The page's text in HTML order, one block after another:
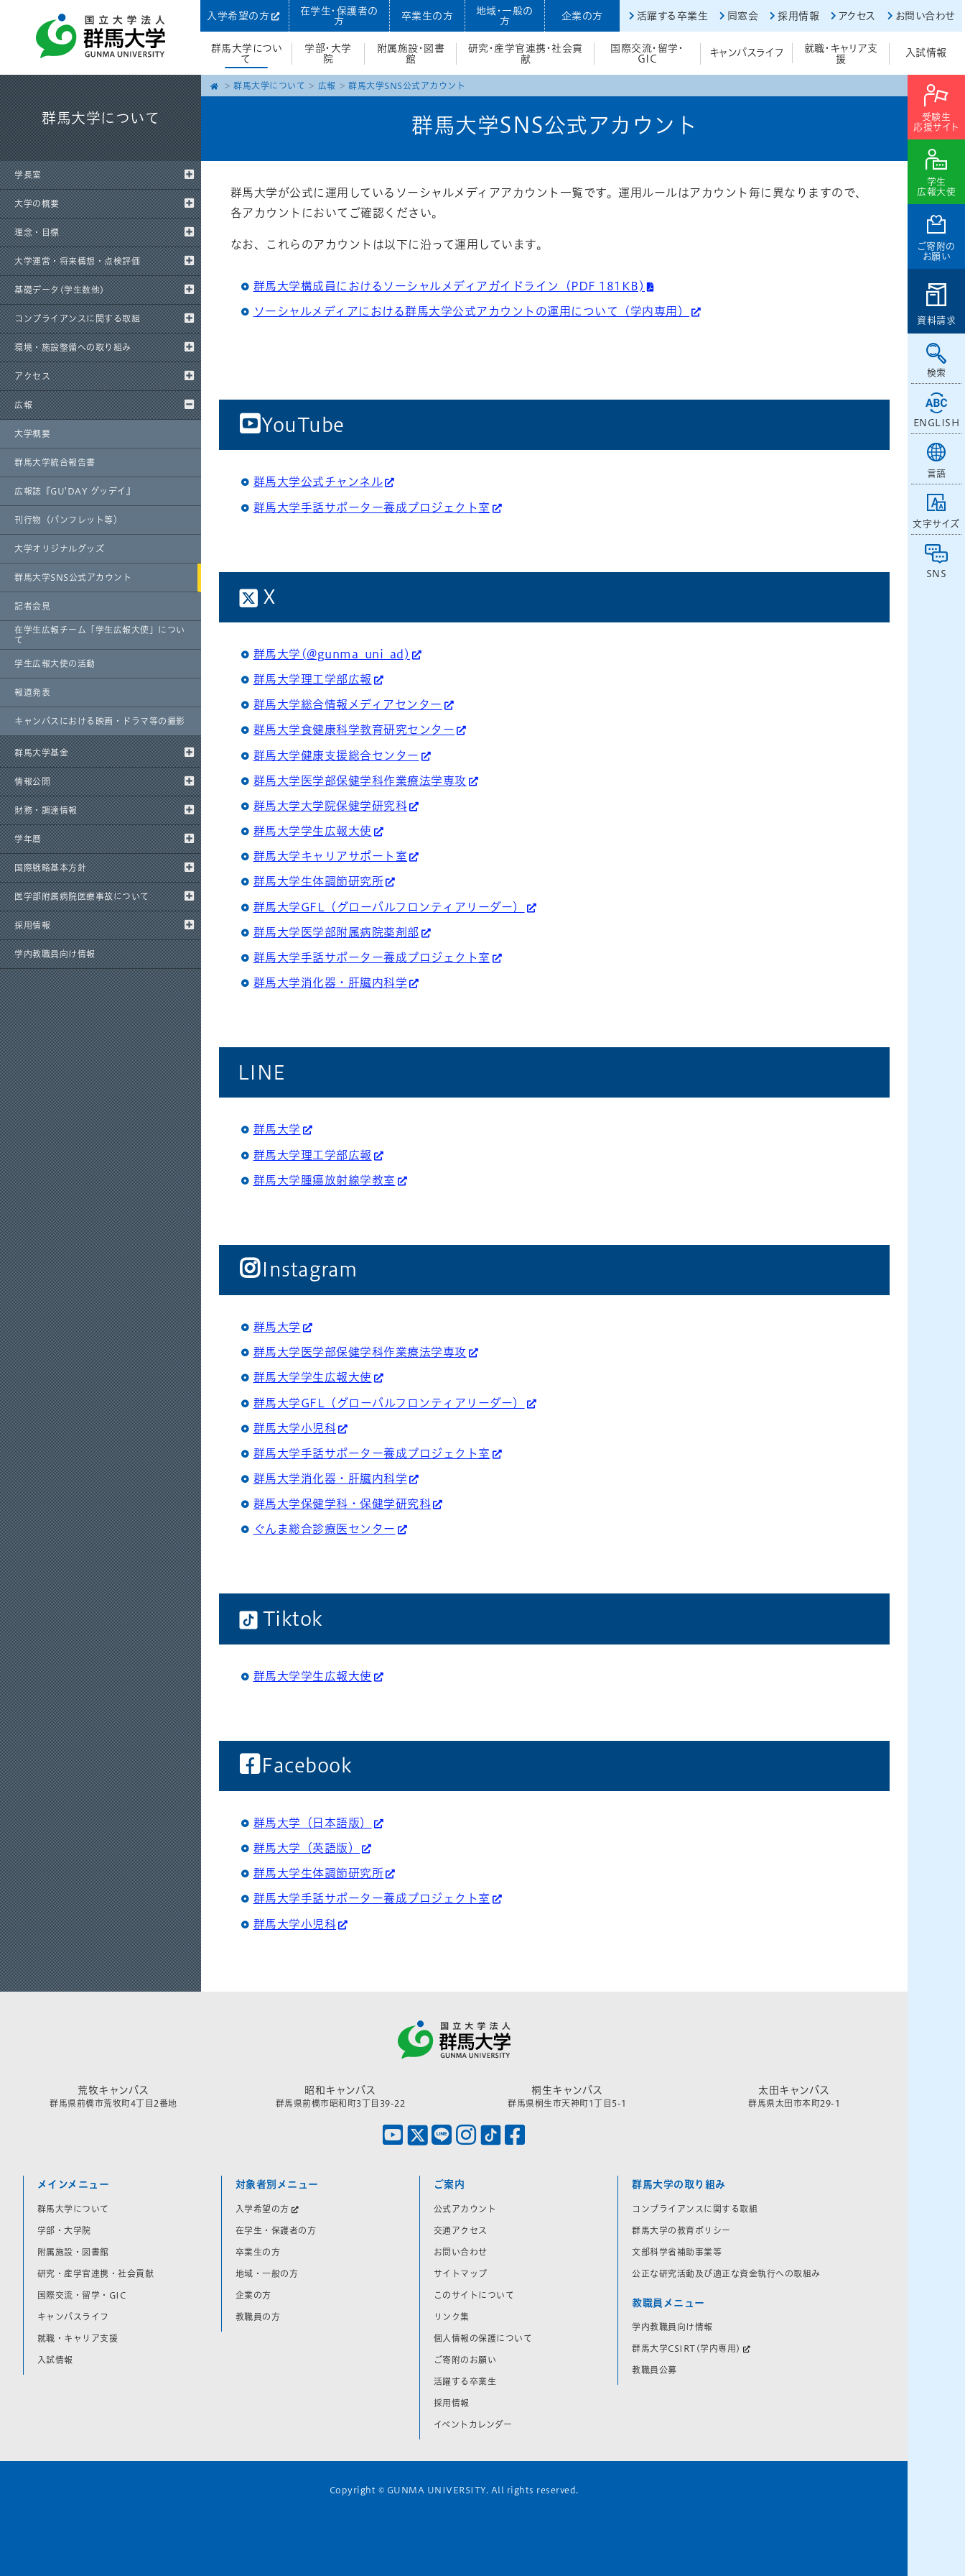
入学希望の方
在学生・保護者の
方
卒業生の方
地域・一般の
方
企業の方 活躍する卒業生 同窓会 採用情報 アクセス お問い合わせ
群馬大学につい
て
学部・大学
院
附属施設・図書
館
研究・産学官連携・社会貢
献
国際交流・留学・
GIC
キャンパスライフ
就職・キャリア支
援
入試情報
受験生
応援サイト
学生
広報大使
ご寄附の
お願い
資料請求
検索
ENGLISH
言語
文字サイズ
SNS
群馬大学について
学長室
大学の概要
理念・目標
大学運営・将来構想・点検評価
基礎データ(学生数他)
コンプライアンスに関する取組
環境・施設整備への取り組み
アクセス
広報
大学概要
群馬大学統合報告書
広報誌『GU’DAY グッデイ』
刊行物（パンフレット等）
大学オリジナルグッズ
群馬大学SNS公式アカウント
記者会見
在学生広報チーム「学生広報大使」につい
て
学生広報大使の活動
報道発表
キャンパスにおける映画・ドラマ等の撮影
群馬大学基金
情報公開
財務・調達情報
学年暦
国際戦略基本方針
医学部附属病院医療事故について
採用情報
学内教職員向け情報
群馬大学について 広報 群馬大学SNS公式アカウント
群馬大学SNS公式アカウント
群馬大学が公式に運用しているソーシャルメディアアカウント一覧です。運用ルールはアカウント毎に異なりますので、
各アカウントにおいてご確認ください。
なお、これらのアカウントは以下に沿って運用しています。
群馬大学構成員におけるソーシャルメディアガイドライン（PDF 181KB)
ソーシャルメディアにおける群馬大学公式アカウントの運用について（学内専用）
YouTube
群馬大学公式チャンネル
群馬大学手話サポーター養成プロジェクト室
X
群馬大学(@gunma_uni_ad)
群馬大学理工学部広報
群馬大学総合情報メディアセンター
群馬大学食健康科学教育研究センター
群馬大学健康支援総合センター
群馬大学医学部保健学科作業療法学専攻
群馬大学大学院保健学研究科
群馬大学学生広報大使
群馬大学キャリアサポート室
群馬大学生体調節研究所
群馬大学GFL（グローバルフロンティアリーダー）
群馬大学医学部附属病院薬剤部
群馬大学手話サポーター養成プロジェクト室
群馬大学消化器・肝臓内科学
LINE
群馬大学
群馬大学理工学部広報
群馬大学腫瘍放射線学教室
Instagram
群馬大学
群馬大学医学部保健学科作業療法学専攻
群馬大学学生広報大使
群馬大学GFL（グローバルフロンティアリーダー）
群馬大学小児科
群馬大学手話サポーター養成プロジェクト室
群馬大学消化器・肝臓内科学
群馬大学保健学科・保健学研究科
ぐんま総合診療医センター
Tiktok
群馬大学学生広報大使
Facebook
群馬大学（日本語版）
群馬大学（英語版）
群馬大学生体調節研究所
群馬大学手話サポーター養成プロジェクト室
群馬大学小児科
荒牧キャンパス
群馬県前橋市荒牧町4丁目2番地
昭和キャンパス
群馬県前橋市昭和町3丁目39-22
桐生キャンパス
群馬県桐生市天神町1丁目5-1
太田キャンパス
群馬県太田市本町29-1
メインメニュー
群馬大学について
学部・大学院
附属施設・図書館
研究・産学官連携・社会貢献
国際交流・留学・GIC
キャンパスライフ
就職・キャリア支援
入試情報
対象者別メニュー
入学希望の方
在学生・保護者の方
卒業生の方
地域・一般の方
企業の方
教職員の方
ご案内
公式アカウント
交通アクセス
お問い合わせ
サイトマップ
このサイトについて
リンク集
個人情報の保護について
ご寄附のお願い
活躍する卒業生
採用情報
イベントカレンダー
群馬大学の取り組み
コンプライアンスに関する取組
群馬大学の教育ポリシー
文部科学省補助事業等
公正な研究活動及び適正な資金執行への取組み
教職員メニュー
学内教職員向け情報
群馬大学CSIRT(学内専用)
教職員公募
Copyright © GUNMA UNIVERSITY. All rights reserved.